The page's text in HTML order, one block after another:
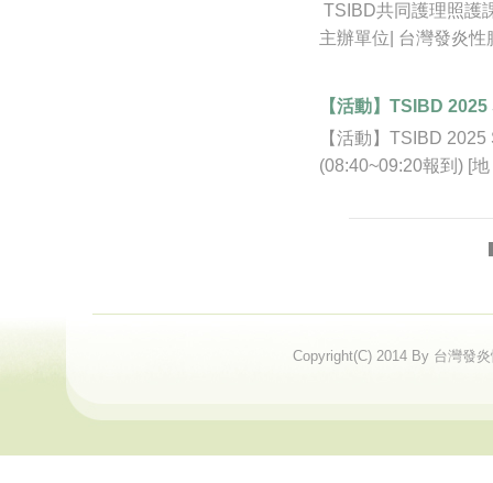
TSIBD共同護理照
主辦單位| 台灣發炎性
【活動】TSIBD
【活動】TSIBD
(08:40~09:20報到)
Copyright(C) 2014 By 台灣發